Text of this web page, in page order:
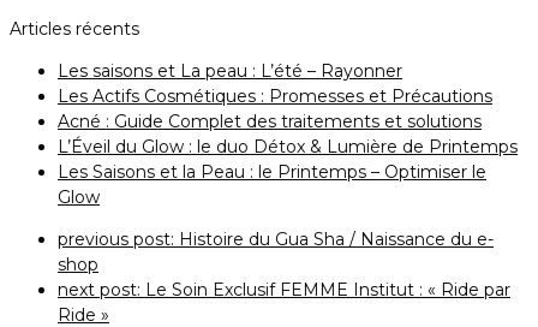
Articles récents
Les saisons et La peau : L’été – Rayonner
Les Actifs Cosmétiques : Promesses et Précautions
Acné : Guide Complet des traitements et solutions
L’Éveil du Glow : le duo Détox & Lumière de Printemps
Les Saisons et la Peau : le Printemps – Optimiser le
Glow
previous post: Histoire du Gua Sha / Naissance du e-
shop
next post: Le Soin Exclusif FEMME Institut : « Ride par
Ride »